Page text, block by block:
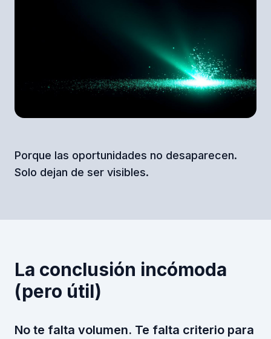
Porque las oportunidades no desaparecen.
Solo dejan de ser visibles.
La conclusión incómoda
(pero útil)
No te falta volumen. Te falta criterio para